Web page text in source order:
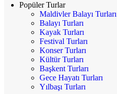
Popüler Turlar
Maldivler Balayı Turları
Balayı Turları
Kayak Turları
Festival Turları
Konser Turları
Kültür Turları
Başkent Turları
Gece Hayatı Turları
Yılbaşı Turları